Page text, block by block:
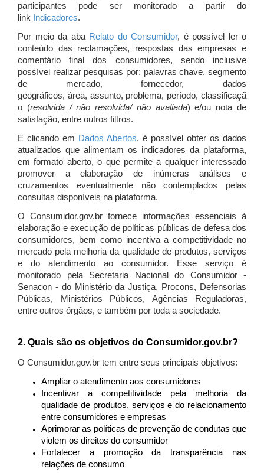
participantes pode ser monitorado a partir do
link Indicadores.
Por meio da aba Relato do Consumidor, é possível ler o
conteúdo das reclamações, respostas das empresas e
comentário final dos consumidores, sendo inclusive
possível realizar pesquisas por: palavras chave, segmento
de mercado, fornecedor, dados
geográficos, área, assunto, problema, período, classificaçã
o (resolvida / não resolvida/ não avaliada) e/ou nota de
satisfação, entre outros filtros.
E clicando em Dados Abertos, é possível obter os dados
atualizados que alimentam os indicadores da plataforma,
em formato aberto, o que permite a qualquer interessado
promover a elaboração de inúmeras análises e
cruzamentos eventualmente não contemplados pelas
consultas disponíveis na plataforma.
O Consumidor.gov.br fornece informações essenciais à
elaboração e execução de políticas públicas de defesa dos
consumidores, bem como incentiva a competitividade no
mercado pela melhoria da qualidade de produtos, serviços
e do atendimento ao consumidor. Esse serviço é
monitorado pela Secretaria Nacional do Consumidor -
Senacon - do Ministério da Justiça, Procons, Defensorias
Públicas, Ministérios Públicos, Agências Reguladoras,
entre outros órgãos, e também por toda a sociedade.
2. Quais são os objetivos do Consumidor.gov.br?
O Consumidor.gov.br tem entre seus principais objetivos:
Ampliar o atendimento aos consumidores
Incentivar a competitividade pela melhoria da
qualidade de produtos, serviços e do relacionamento
entre consumidores e empresas
Aprimorar as políticas de prevenção de condutas que
violem os direitos do consumidor
Fortalecer a promoção da transparência nas
relações de consumo